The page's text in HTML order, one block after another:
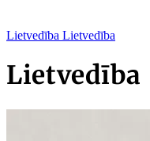
Lietvedība Lietvedība
Lietvedība